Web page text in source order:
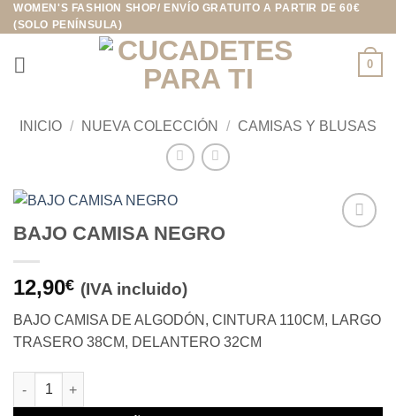
Saltar
al
contenido
WOMEN'S FASHION SHOP/ ENVÍO GRATUITO A PARTIR DE 60€
(SOLO PENÍNSULA)
0
INICIO / NUEVA COLECCIÓN / CAMISAS Y BLUSAS
BAJO CAMISA NEGRO
12,90€ (IVA incluido)
BAJO CAMISA DE ALGODÓN, CINTURA 110CM, LARGO
TRASERO 38CM, DELANTERO 32CM
BAJO CAMISA NEGRO cantidad